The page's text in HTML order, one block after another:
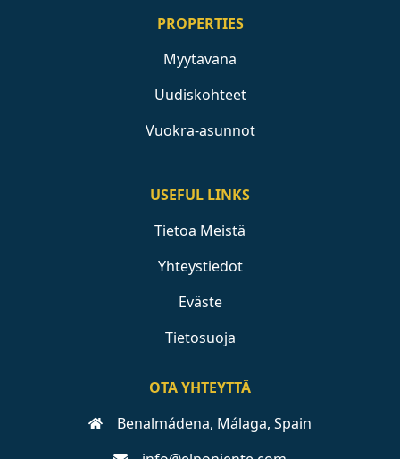
PROPERTIES
Myytävänä
Uudiskohteet
Vuokra-asunnot
USEFUL LINKS
Tietoa Meistä
Yhteystiedot
Eväste
Tietosuoja
OTA YHTEYTTÄ
Benalmádena, Málaga, Spain